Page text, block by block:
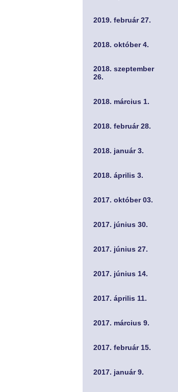
2019. február 27.
2018. október 4.
2018. szeptember
26.
2018. március 1.
2018. február 28.
2018. január 3.
2018. április 3.
2017. október 03.
2017. június 30.
2017. június 27.
2017. június 14.
2017. április 11.
2017. március 9.
2017. február 15.
2017. január 9.